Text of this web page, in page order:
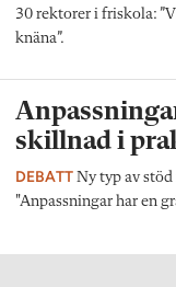
30 rektorer i friskola:
knäna”.
skillnad i
DEBATT Ny typ av stöd
"Anpassningar har en